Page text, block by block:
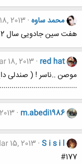
محمد ساوه 2013
هفت سین جادویی سال 1392[IMG]
red hat
18, 2013
موصن ..ناسر ! ( صندلی
m.abedi1986
S i s i l
15, 2013
#177